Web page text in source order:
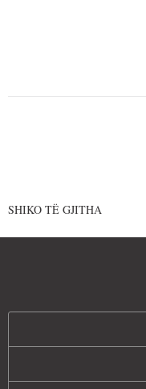
SHIKO TË GJITHA